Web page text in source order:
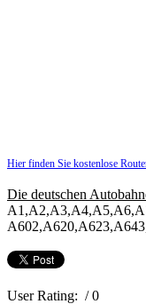
Hier finden Sie kostenlose
Die deutschen
User Rating: / 0